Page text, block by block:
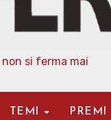
si ferma mai
TEMI PREMI